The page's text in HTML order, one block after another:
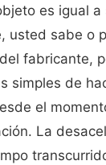
es igual
usted sabe o
fabricante,
simples de
el
La